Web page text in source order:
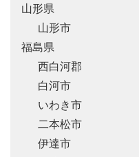
山形県
山形市
福島県
西白河郡
白河市
いわき市
二本松市
伊達市